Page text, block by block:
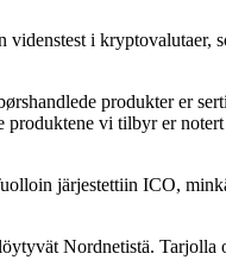
i
produkter er
vi tilbyr er
järjestettiin ICO,
Nordnetistä.